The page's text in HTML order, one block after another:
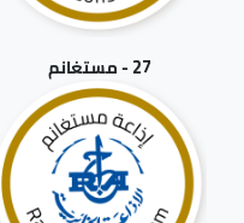
27 - مستغانم